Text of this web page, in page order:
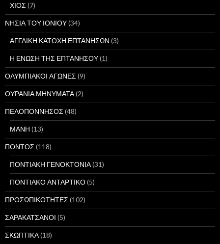
ΧΙΟΣ (7)
ΝΗΣΙΑ ΤΟΥ ΙΟΝΙΟΥ(34)
ΑΓΓΛΙΚΗ ΚΑΤΟΧΗ ΕΠΤΑΝΗΣΩΝ (3)
Η ΕΝΩΣΗ ΤΗΣ ΕΠΤΑΝΗΣΟΥ(1)
ΟΛΥΜΠΙΑΚΟΙ ΑΓΩΝΕΣ (9)
ΟΥΡΑΝΙΑ ΜΗΝΥΜΑΤΑ(2)
ΠΕΛΟΠΟΝΝΗΣΟΣ (48)
ΜΑΝΗ (13)
ΠΟΝΤΟΣ (118)
ΠΟΝΤΙΑΚΗ ΓΕΝΟΚΤΟΝΙΑ(31)
ΠΟΝΤΙΑΚΟ ΑΝΤΑΡΤΙΚΟ(5)
ΠΡΟΣΩΠΙΚΟΤΗΤΕΣ (102)
ΣΑΡΑΚΑΤΣΑΝΟΙ (5)
ΣΚΩΠΤΙΚΑ(18)